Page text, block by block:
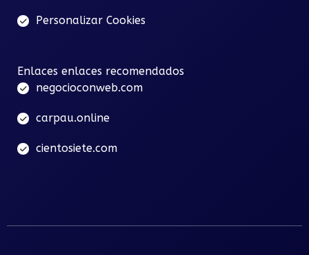
Personalizar Cookies
Enlaces enlaces recomendados
negocioconweb.com
carpau.online
cientosiete.com